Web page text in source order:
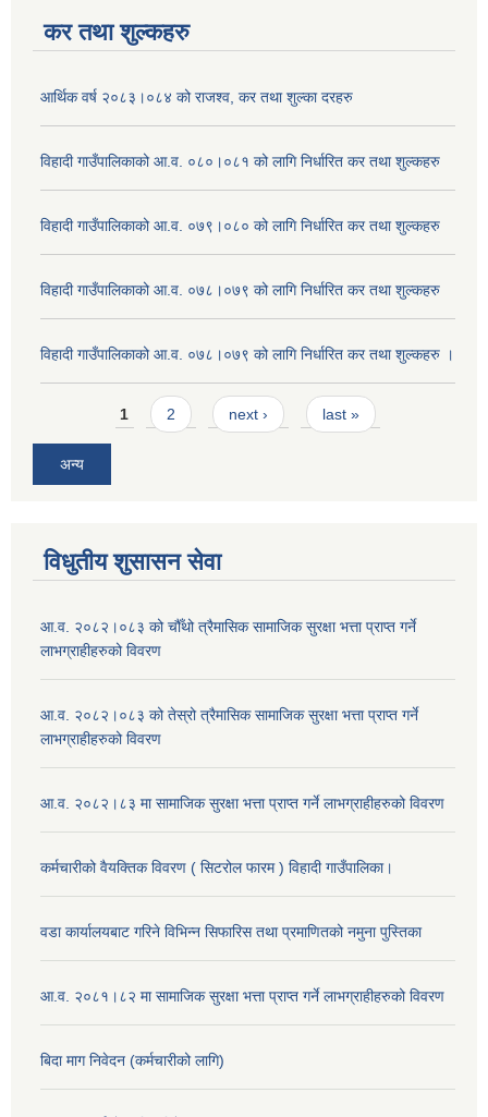
कर तथा शुल्कहरु
आर्थिक वर्ष २०८३।०८४ को राजश्व, कर तथा शुल्का दरहरु
विहादी गाउँपालिकाको आ.व. ०८०।०८१ को लागि निर्धारित कर तथा शुल्कहरु
विहादी गाउँपालिकाको आ.व. ०७९।०८० को लागि निर्धारित कर तथा शुल्कहरु
विहादी गाउँपालिकाको आ.व. ०७८।०७९ को लागि निर्धारित कर तथा शुल्कहरु
विहादी गाउँपालिकाको आ.व. ०७८।०७९ को लागि निर्धारित कर तथा शुल्कहरु ।
Pages1 2 next › last »
अन्य
विधुतीय शुसासन सेवा
आ.व. २०८२।०८३ को चौँथो त्रैमासिक सामाजिक सुरक्षा भत्ता प्राप्त गर्ने
लाभग्राहीहरुको विवरण
आ.व. २०८२।०८३ को तेस्रो त्रैमासिक सामाजिक सुरक्षा भत्ता प्राप्त गर्ने
लाभग्राहीहरुको विवरण
आ.व. २०८२।८३ मा सामाजिक सुरक्षा भत्ता प्राप्त गर्ने लाभग्राहीहरुको विवरण
कर्मचारीको वैयक्तिक विवरण ( सिटरोल फारम ) विहादी गाउँपालिका।
वडा कार्यालयबाट गरिने विभिन्न सिफारिस तथा प्रमाणितको नमुना पुस्तिका
आ.व. २०८१।८२ मा सामाजिक सुरक्षा भत्ता प्राप्त गर्ने लाभग्राहीहरुको विवरण
बिदा माग निवेदन (कर्मचारीको लागि)